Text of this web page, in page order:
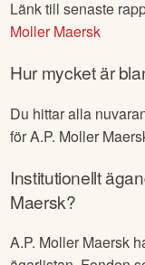
Länk till senaste
Moller Maersk
Hur mycket är
Du hittar alla
förA.P. Moller
Institutionellt
Maersk?
A.P. Moller Maersk